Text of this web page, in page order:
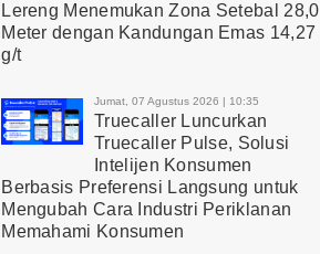
Lereng Menemukan Zona Setebal 28,0
Meter dengan Kandungan Emas 14,27
g/t
Jumat, 07 Agustus 2026 | 10:35
Truecaller Luncurkan
Truecaller Pulse, Solusi
Intelijen Konsumen
Berbasis Preferensi Langsung untuk
Mengubah Cara Industri Periklanan
Memahami Konsumen